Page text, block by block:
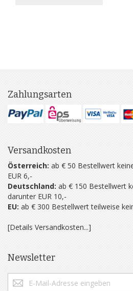
Zahlungsarten
Versandkosten
Österreich: ab € 50 Bestellwert
EUR 6,-
Deutschland: ab € 150 Bestellwert
darunter EUR 10,-
EU: ab € 300 Bestellwert teilweise
[Details Versandkosten...]
Newsletter